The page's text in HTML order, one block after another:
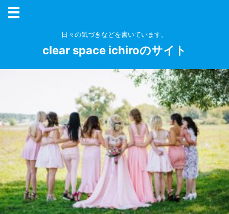
日々の気づきなどを書いています。
clear space ichiroのサイト